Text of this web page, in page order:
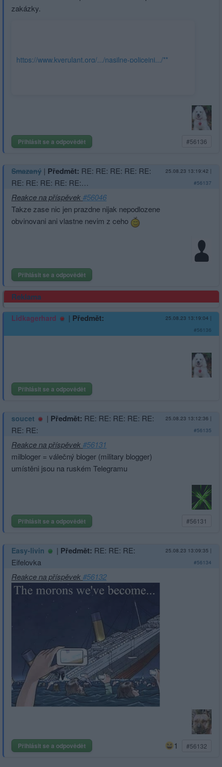
zakázky.
https://www.kverulant.org/.../nasilne-policejni.../**
Přihlásit se a odpovědět #56136
Smazaný | Předmět: RE: RE: RE: RE: RE:
RE: RE: RE: RE: RE:…
25.08.23 13:19:42 |
#56137
Reakce na příspěvek#56046
Takze zase nic jen prazdne nijak nepodlozene
obvinovani ani vlastne nevim z ceho
Přihlásit se a odpovědět
Reklama
Lidkagerhard | Předmět: 25.08.23 13:19:04 |
#56136
Přihlásit se a odpovědět
soucet | Předmět: RE: RE: RE: RE: RE:
RE: RE:
25.08.23 13:12:36 |
#56135
Reakce na příspěvek#56131
milbloger = válečný bloger (military blogger)
umístěni jsou na ruském Telegramu
Přihlásit se a odpovědět #56131
Easy-livin | Předmět: RE: RE: RE:
Eifelovka
25.08.23 13:09:35 |
#56134
Reakce na příspěvek#56132
Přihlásit se a odpovědět 1 #56132